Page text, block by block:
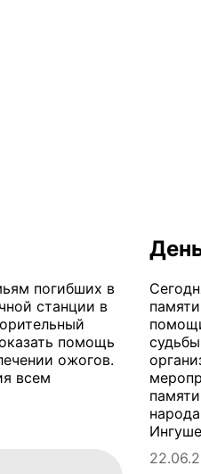
погибших в
станции в
помощь
ожогов.
всем